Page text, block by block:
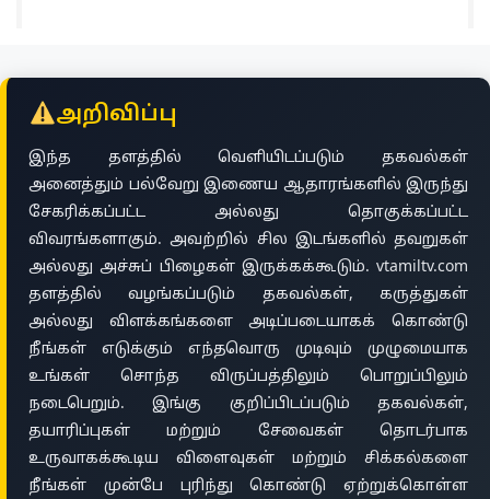
அறிவிப்பு
இந்த தளத்தில் வெளியிடப்படும் தகவல்கள்
அனைத்தும் பல்வேறு இணைய ஆதாரங்களில் இருந்து
சேகரிக்கப்பட்ட அல்லது தொகுக்கப்பட்ட
விவரங்களாகும். அவற்றில் சில இடங்களில் தவறுகள்
அல்லது அச்சுப் பிழைகள் இருக்கக்கூடும். vtamiltv.com
தளத்தில் வழங்கப்படும் தகவல்கள், கருத்துகள்
அல்லது விளக்கங்களை அடிப்படையாகக் கொண்டு
நீங்கள் எடுக்கும் எந்தவொரு முடிவும் முழுமையாக
உங்கள் சொந்த விருப்பத்திலும் பொறுப்பிலும்
நடைபெறும். இங்கு குறிப்பிடப்படும் தகவல்கள்,
தயாரிப்புகள் மற்றும் சேவைகள் தொடர்பாக
உருவாகக்கூடிய விளைவுகள் மற்றும் சிக்கல்களை
நீங்கள் முன்பே புரிந்து கொண்டு ஏற்றுக்கொள்ள